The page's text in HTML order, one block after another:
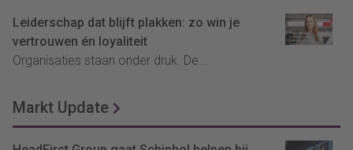
Leiderschap dat blijft plakken: zo win je
vertrouwen én loyaliteit
Organisaties staan onder druk. De...
Markt Update